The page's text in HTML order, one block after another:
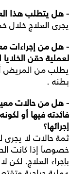
- هل يتطلب هذا
يجرى العلاج
- هل من إجراءات
لعملية حقن الخلايا
بطنه .
- هل من حالات
فائدته فيها أو
إجرائها؟
ثمة حالات لا يجرى
خصوصاً إذا كانت
بإجراء العلاج.